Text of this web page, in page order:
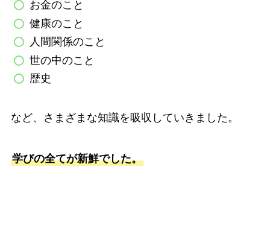
お金のこと
健康のこと
人間関係のこと
世の中のこと
歴史
など、さまざまな知識を吸収していきました。
学びの全てが新鮮でした。